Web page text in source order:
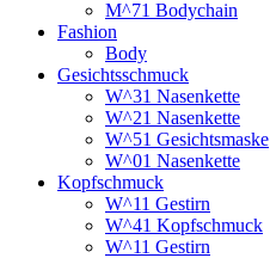
M^71 Bodychain
Fashion
Body
Gesichtsschmuck
W^31 Nasenkette
W^21 Nasenkette
W^51 Gesichtsmaske
W^01 Nasenkette
Kopfschmuck
W^11 Gestirn
W^41 Kopfschmuck
W^11 Gestirn